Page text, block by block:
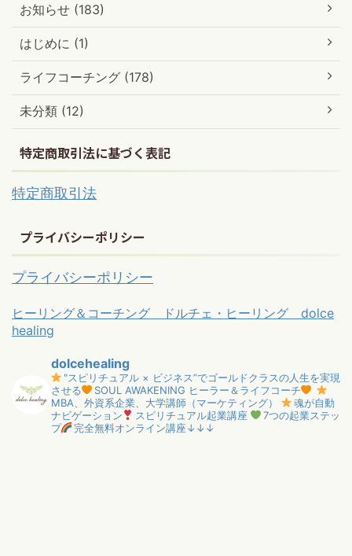
お知らせ (183)
はじめに (1)
ライフコーチング (178)
未分類 (12)
特定商取引法に基づく表記
特定商取引法
プライバシーポリシー
プライバシーポリシー
ヒーリング＆コーチング ドルチェ・ヒーリング dolce
healing
dolcehealing
"スピリチュアル × ビジネス”でゴールドクラスの人生を実現
させる
SOUL AWAKENING ヒーラー＆ライフコーチ
MBA、外資系企業、大学講師（マーケティング）
魂が自動
ナビゲーション
スピリチュアル起業講座
7つの起業ステッ
プ
完全無料オンライン講座↓↓↓